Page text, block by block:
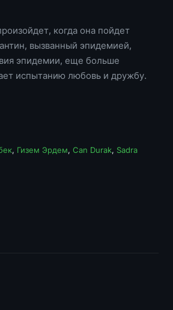
когда она пойдет
вызванный эпидемией,
эпидемии, еще больше
испытанию любовь и дружбу.
, Гизем Эрдем, Can Durak, Sadra